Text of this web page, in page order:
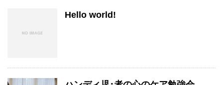
Hello world!